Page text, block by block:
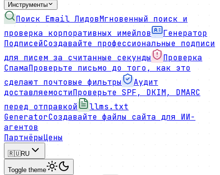
Инструменты
Поиск Email ЛидовМгновенный поиск и
проверка корпоративных имейлов
Генератор
ПодписейСоздавайте профессиональные подписи
для писем за считанные секунды
Проверка
СпамаПроверьте письмо до того, как это
сделают почтовые фильтры
Аудит
доставляемостиПроверьте SPF, DKIM, DMARC
перед отправкой
llms.txt
GeneratorСоздавайте файлы сайта для ИИ-
агентов
ПартнёрыЦены
🇷🇺RU
Toggle theme